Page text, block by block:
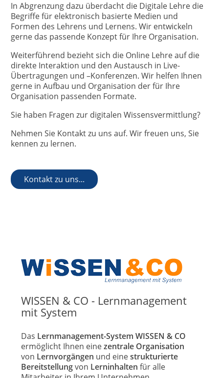
In Abgrenzung dazu überdacht die Digitale Lehre die
Begriffe für elektronisch basierte Medien und
Formen des Lehrens und Lernens. Wir entwickeln
gerne das passende Konzept für Ihre Organisation.
Weiterführend bezieht sich die Online Lehre auf die
direkte Interaktion und den Austausch in Live-
Übertragungen und –Konferenzen. Wir helfen Ihnen
gerne in Aufbau und Organisation der für Ihre
Organisation passenden Formate.
Sie haben Fragen zur digitalen Wissensvermittlung?
Nehmen Sie Kontakt zu uns auf. Wir freuen uns, Sie
kennen zu lernen.
Kontakt zu uns...
WISSEN & CO - Lernmanagement
mit System
Das Lernmanagement-System WISSEN & CO
ermöglicht Ihnen einezentrale Organisation
von Lernvorgängen und einestrukturierte
Bereitstellungvon Lerninhalten für alle